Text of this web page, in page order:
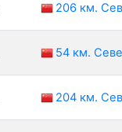
206 км.
54 км.
204 км.